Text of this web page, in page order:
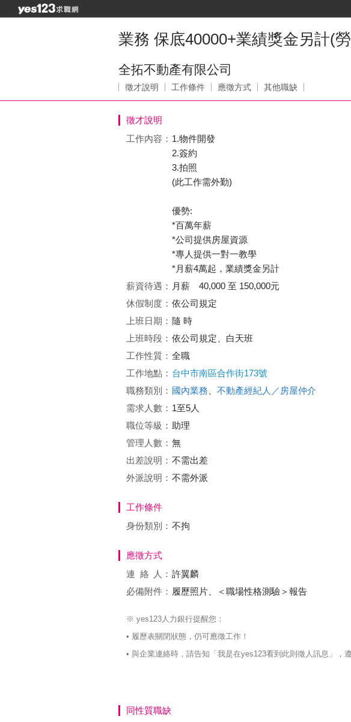
業務 保底40000+業績獎金另計(
全拓不動產有限公司
徵才說明 工作條件 應徵方式 其他職缺
徵才說明
工作內容： 1.物件開發
2.簽約
3.拍照
(此工作需外勤)
優勢:
*百萬年薪
*公司提供房屋資源
*專人提供一對一教學
*月薪4萬起，業績獎金另計
薪資待遇： 月薪 40,000 至 150,000元
休假制度： 依公司規定
上班日期： 隨 時
上班時段： 依公司規定、白天班
工作性質： 全職
工作地點： 台中市南區合作街173號
職務類別： 國內業務
不動產經紀人／房屋仲介
需求人數： 1至5人
職位等級： 助理
管理人數： 無
出差說明： 不需出差
外派說明： 不需外派
工作條件
身份類別： 不拘
應徵方式
連絡
人： 許翼麟
必備附件： 履歷照片、＜職場性格測驗＞報告
※ yes123人力銀行提醒您：
• 履歷表關閉狀態，仍可應徵工作！
• 與企業連絡時，請告知「我是在yes123看到此則徵人訊息」，
同性質職缺